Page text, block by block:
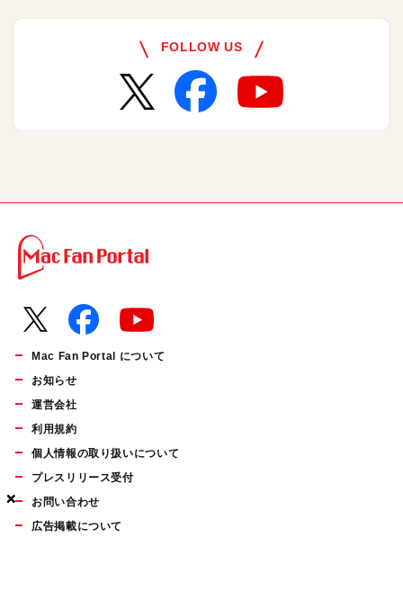
×
×
×
FOLLOW US
Mac Fan Portal について
お知らせ
運営会社
利用規約
個人情報の取り扱いについて
プレスリリース受付
お問い合わせ
広告掲載について